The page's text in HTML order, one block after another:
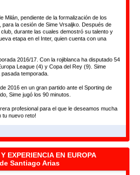
Milán, pendiente de la formalización de los
la cesión de Sime Vrsaljko. Después de
durante las cuales demostró su talento y
etapa en el Inter, quien cuenta con una
2016/17. Con la rojiblanca ha disputado 54
League (4) y Copa del Rey (9). Sime
temporada.
2016 en un gran partido ante el Sporting de
Sime jugó los 90 minutos.
profesional para el que le deseamos mucha
tu nuevo reto!
EXPERIENCIA EN EUROPA
Santiago Arias